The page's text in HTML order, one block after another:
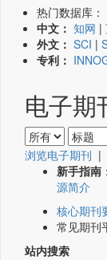
热门数据库：
中文： 知网 |
外文： SCI |
专利：
电子期
浏览电子期刊 |
新手指南 ：
源简介
核心期刊
常见期刊
站内搜索